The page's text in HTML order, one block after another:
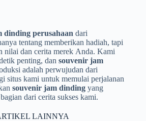
dinding perusahaan dari
tentang memberikan hadiah, tapi
nilai dan cerita merek Anda. Kami
penting, dan souvenir jam
adalah perwujudan dari
situs kami untuk memulai perjalanan
souvenir jam dinding yang
dari cerita sukses kami.
LAINNYA